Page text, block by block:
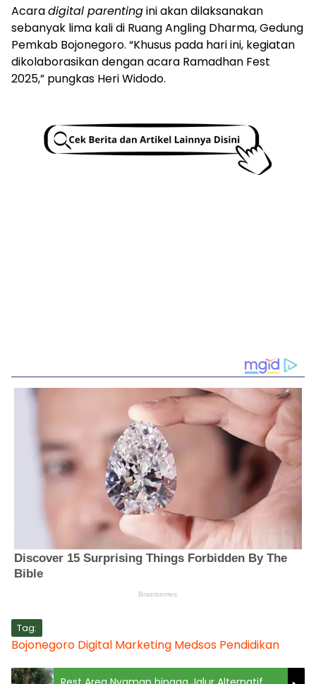
Acaradigital parentingini akan dilaksanakan
sebanyak lima kali di Ruang Angling Dharma, Gedung
Pemkab Bojonegoro. “Khusus pada hari ini, kegiatan
dikolaborasikan dengan acara Ramadhan Fest
2025,” pungkas Heri Widodo.
Tag:
Bojonegoro Digital Marketing Medsos Pendidikan